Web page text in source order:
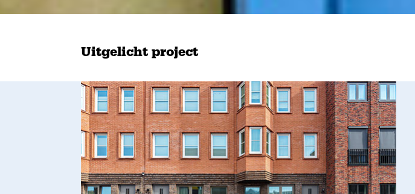
Uitgelicht project